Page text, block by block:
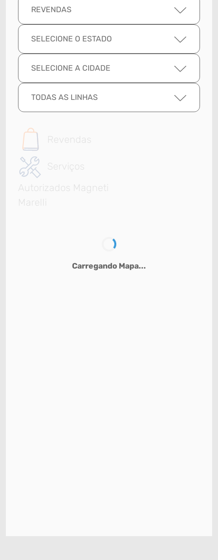
REVENDAS
SELECIONE O ESTADO
SELECIONE A CIDADE
TODAS AS LINHAS
Revendas
Serviços
Autorizados Magneti
Marelli
Carregando Mapa...